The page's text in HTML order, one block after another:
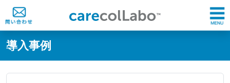
@ -0,0 +1,60 @@
導入事例